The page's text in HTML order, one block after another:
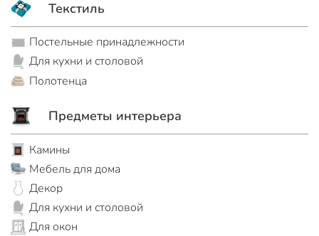
Текстиль
Постельные принадлежности
Для кухни и столовой
Полотенца
Предметы интерьера
Камины
Мебель для дома
Декор
Для кухни и столовой
Для окон